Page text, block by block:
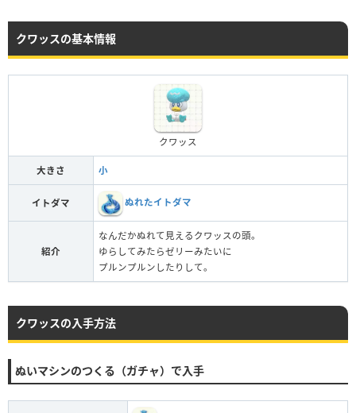
クワッスの基本情報
クワッス
大きさ 小
イトダマ ぬれたイトダマ
紹介
なんだかぬれて見えるクワッスの頭。
ゆらしてみたらゼリーみたいに
プルンプルンしたりして。
クワッスの入手方法
ぬいマシンのつくる（ガチャ）で入手